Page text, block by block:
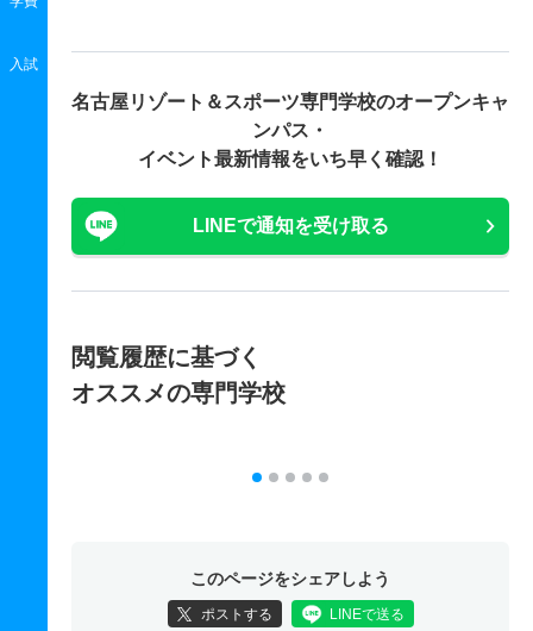
入試
名古屋リゾート＆スポーツ専門学校のオープンキャ
ンパス・
イベント最新情報をいち早く確認！
LINEで通知を受け取る
閲覧履歴に基づく
オススメの専門学校
このページをシェアしよう
ポストする LINEで送る